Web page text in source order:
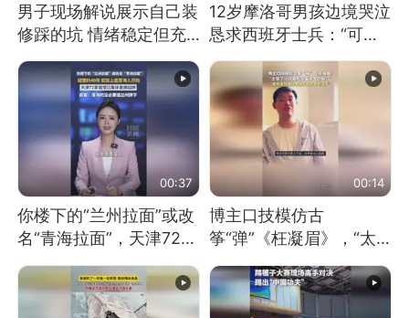
男子现场解说展示自己装
修踩的坑 情绪稳定但充
满无奈 每处都有精心设
计 但每处都有瑕疵 网
友：一开始我没笑 但看
到洗手盆我没绷住
12岁摩洛哥男孩边境哭泣
恳求西班牙士兵：“可不
可以不要把我遣返回国”
00:37
你楼下的“兰州拉面”或改
名“青海拉面”，天津72家
面馆已集体更换招牌
00:14
博主口技模仿古
筝“弹”《枉凝眉》，“太
像了～你是吃古筝长大的
吗？”“或将成为首位考级
不带古筝的选手。”（来